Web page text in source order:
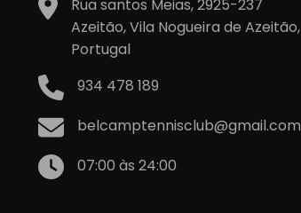
Rua santos Meias, 2925-237
Azeitão, Vila Nogueira de Azeitão,
Portugal
934 478 189
belcamptennisclub@gmail.com
07:00 às 24:00